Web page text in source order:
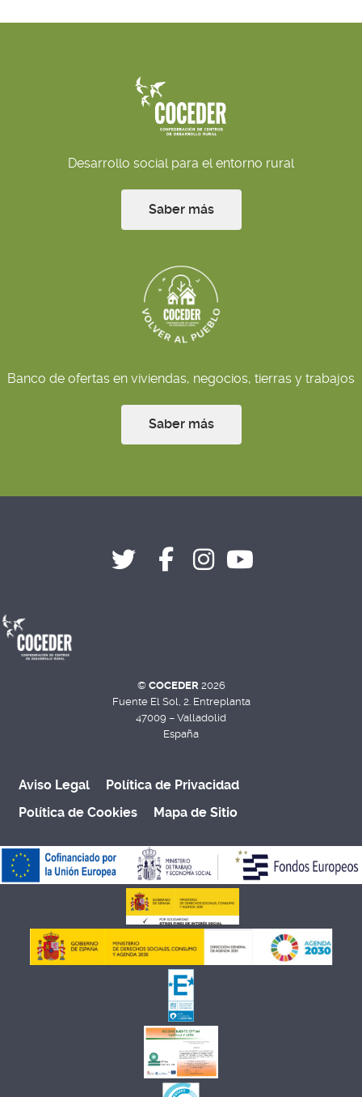
Desarrollo social para el entorno rural
Saber más
Banco de ofertas en viviendas, negocios, tierras y trabajos
Saber más
© COCEDER 2026
Fuente El Sol, 2. Entreplanta
47009 – Valladolid
España
Aviso Legal
Política de Privacidad
Política de Cookies
Mapa de Sitio